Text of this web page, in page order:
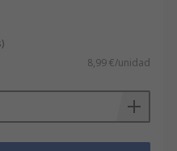
8,99 €/unidad